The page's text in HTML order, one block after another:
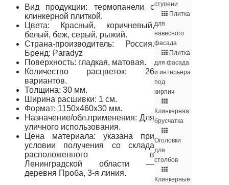
ступени
Плитка
для
навесного
фасада
Плитка
для фасада
и интерьера
под
кирпич
Клинкерная
брусчатка
Оголовки
для
столбов
Клинкерные
Вид продукции: термопанели с
клинкерной плиткой.
Цвета: Красный, коричневый,
белый, беж, серый, рыжий.
Страна-производитель: Россия.
Бренд: Paradyz
Поверхность: гладкая, матовая.
Количество расцветок: 26
вариантов.
Толщина: 30 мм.
Ширина расшивки: 1 см.
Формат: 1150х460х30 мм.
Назначение/обл.применения: Для
уличного использования.
Цена материала: указана при
условии получения со склада
расположенного в
Ленинградской области —
деревня Проба, 3-я линия.